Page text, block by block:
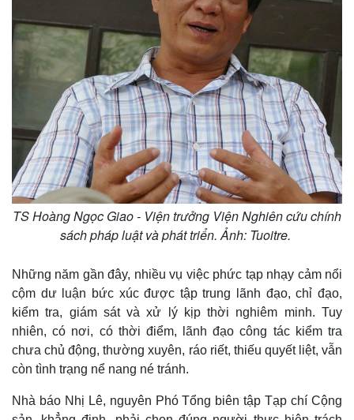
Pháp luật
Vụ án
Tư vấn luật
Quân sự - Quốc phòng
Vũ khí
Việt Nam
Phân tích
TS Hoàng Ngọc Giao - Viện trưởng Viện Nghiên cứu chính
sách pháp luật và phát triển. Ảnh: Tuoitre.
Những năm gần đây, nhiều vụ việc phức tạp nhạy cảm nổi
cộm dư luận bức xúc được tập trung lãnh đạo, chỉ đạo,
kiểm tra, giám sát và xử lý kịp thời nghiêm minh. Tuy
nhiên, có nơi, có thời điểm, lãnh đạo công tác kiểm tra
chưa chủ động, thường xuyên, ráo riết, thiếu quyết liệt, vẫn
còn tình trạng nể nang né tránh.
Nhà báo Nhị Lê, nguyên Phó Tổng biên tập Tạp chí Cộng